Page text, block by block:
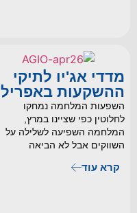
מדדי אג'יו לתיקי
ההשקעות באפריל
השפעות המלחמה נמחקו
לחלוטין כפי שציינו במרץ,
המלחמה השפיעה לשלילה על
השווקים אבל לא הביאה
קרא עוד